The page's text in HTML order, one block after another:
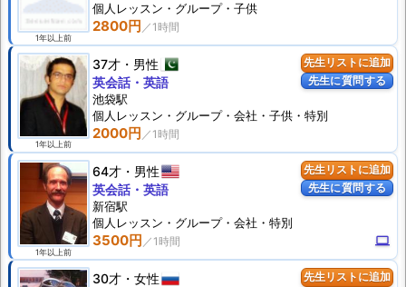
1年以上前
2800円
個人 レッスン ・グループ・子供
先生リストに追加
先生に質問する
1年以上前
37才 男性
2000円
英会話・英語
池袋駅
個人 レッスン ・グループ・会社・子供・特別
先生リストに追加
先生に質問する
1年以上前
64才 男性
3500円 computer
英会話・英語
新宿駅
個人 レッスン ・グループ・会社・特別
先生リストに追加
30才 女性